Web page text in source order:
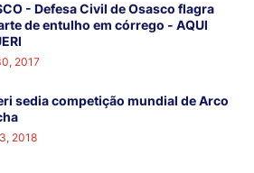
- Defesa Civil de Osasco flagra
de entulho em córrego - AQUI
2017
sedia competição mundial de Arco
2018